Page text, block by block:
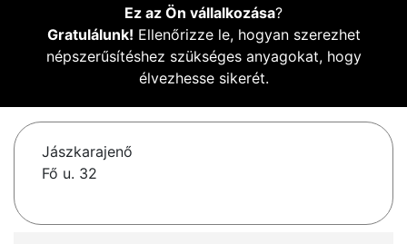
Ez az Ön vállalkozása?
Gratulálunk! Ellenőrizze le, hogyan szerezhet
népszerűsítéshez szükséges anyagokat, hogy
élvezhesse sikerét.
Jászkarajenő
Fő u. 32